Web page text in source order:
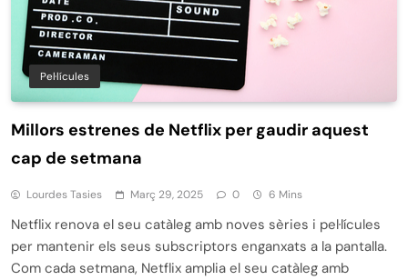
Pel·lícules
Millors estrenes de Netflix per gaudir aquest
cap de setmana
Lourdes Tasies Març 29, 2025 0 6 Mins
Netflix renova el seu catàleg amb noves sèries i pel·lícules
per mantenir els seus subscriptors enganxats a la pantalla.
Com cada setmana, Netflix amplia el seu catàleg amb